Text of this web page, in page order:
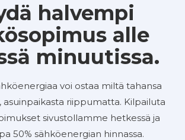
halvempi
alle
minuutissa.
voi ostaa miltä tahansa
asuinpaikasta riippumatta. Kilpailuta
sivustollamme hetkessä ja
50% sähköenergian hinnassa.